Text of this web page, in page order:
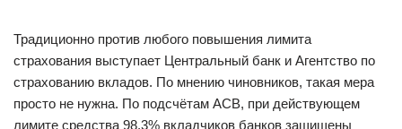
Традиционно против любого повышения лимита
страхования выступает Центральный банк и Агентство по
страхованию вкладов. По мнению чиновников, такая мера
просто не нужна. По подсчётам АСВ, при действующем
лимите средства 98,3% вкладчиков банков защищены